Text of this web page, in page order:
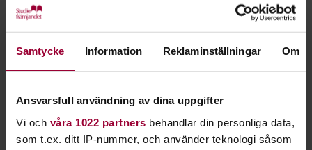
Samtycke Information Reklaminställningar Om
Ansvarsfull användning av dina uppgifter
Vi och våra 1022 partners behandlar din personliga data,
som t.ex. ditt IP-nummer, och använder teknologi såsom
Tillsammans med andra föreningar och aktörer arrangerar vi
mängder av föreläsningar samt teater-, musik- och